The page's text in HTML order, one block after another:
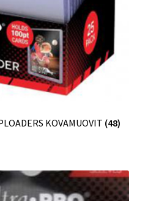
KOVAMUOVIT (48)